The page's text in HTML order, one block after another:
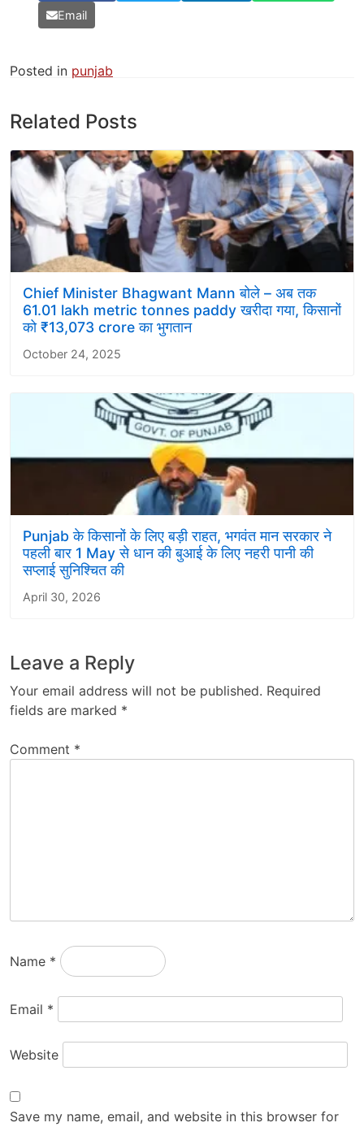
Email
Posted in punjab
Related Posts
Chief Minister Bhagwant Mann बोले – अब तक
61.01 lakh metric tonnes paddy खरीदा गया, किसानों
को ₹13,073 crore का भुगतान
October 24, 2025
Punjab के किसानों के लिए बड़ी राहत, भगवंत मान सरकार ने
पहली बार 1 May से धान की बुआई के लिए नहरी पानी की
सप्लाई सुनिश्चित की
April 30, 2026
Leave a Reply
Your email address will not be published. Required
fields are marked *
Comment *
Name *
Email *
Website
Save my name, email, and website in this browser for